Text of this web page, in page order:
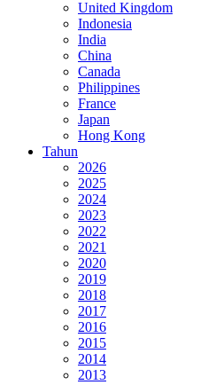
United Kingdom
Indonesia
India
China
Canada
Philippines
France
Japan
Hong Kong
Tahun
2026
2025
2024
2023
2022
2021
2020
2019
2018
2017
2016
2015
2014
2013